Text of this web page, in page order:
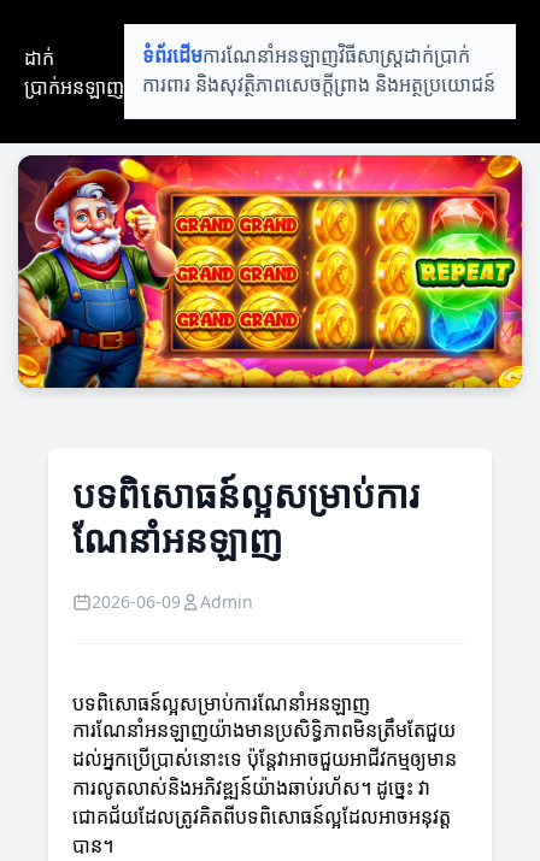
ដាក់
ប្រាក់អនឡាញ
ទំព័រដើមការណែនាំអនឡាញវិធីសាស្ត្រដាក់ប្រាក់
ការពារ និងសុវត្ថិភាពសេចក្តីព្រាង និងអត្ថប្រយោជន៍
បទពិសោធន៍ល្អសម្រាប់ការ
ណែនាំអនឡាញ
2026-06-09 Admin
បទពិសោធន៍ល្អសម្រាប់ការណែនាំអនឡាញ
ការណែនាំអនឡាញយ៉ាងមានប្រសិទ្ធិភាពមិនត្រឹមតែជួយ
ដល់អ្នកប្រើប្រាស់នោះទេ ប៉ុន្តែវាអាចជួយអាជីវកម្មឲ្យមាន
ការលូតលាស់និងអភិវឌ្ឍន៍យ៉ាងឆាប់រហ័ស។ ដូច្នេះ វា
ជោគជ័យដែលត្រូវគិតពីបទពិសោធន៍ល្អដែលអាចអនុវត្ត
បាន។